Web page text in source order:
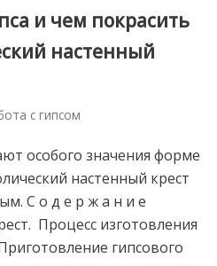
и чем покрасить
настенный
с гипсом
особого значения форме
настенный крест
С о д е р ж а н и е
Процесс изготовления
гипсового